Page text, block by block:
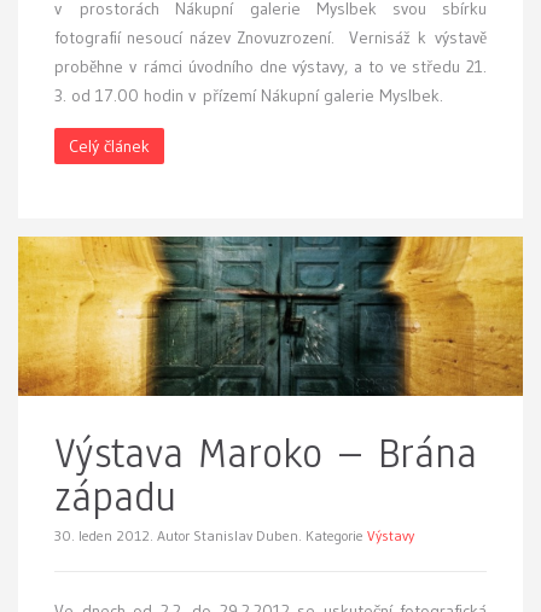
v prostorách Nákupní galerie Myslbek svou sbírku
fotografií nesoucí název Znovuzrození. Vernisáž k výstavě
proběhne v rámci úvodního dne výstavy, a to ve středu 21.
3. od 17.00 hodin v přízemí Nákupní galerie Myslbek.
Celý článek
Výstava Maroko – Brána
západu
30. leden 2012. Autor Stanislav Duben. Kategorie Výstavy